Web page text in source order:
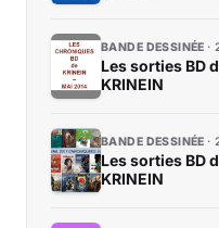
BANDE DESSINÉE
Les sorties BD
KRINEIN
BANDE DESSINÉE
Les sorties BD
KRINEIN